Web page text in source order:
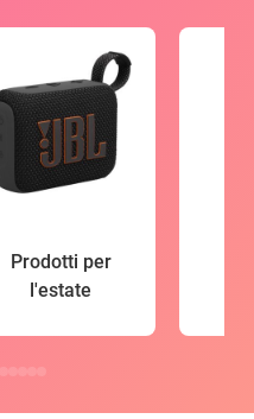
Prodotti per
l'estate